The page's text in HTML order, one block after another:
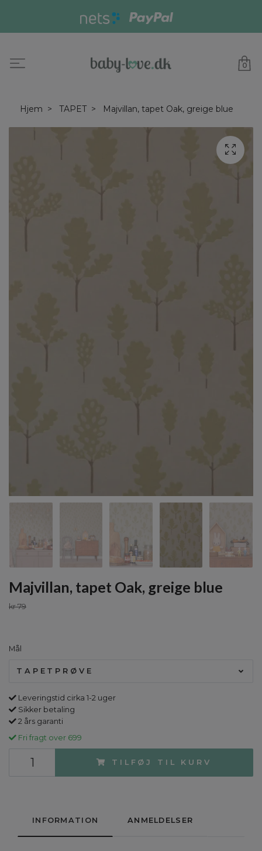
0
Hjem TAPET Majvillan, tapet Oak, greige blue
Majvillan, tapet Oak, greige blue
kr 79
Mål
TAPETPRØVE
Leveringstid cirka 1-2 uger
Sikker betaling
2 års garanti
Fri fragt over 699
TILFØJ TIL KURV
INFORMATION ANMELDELSER